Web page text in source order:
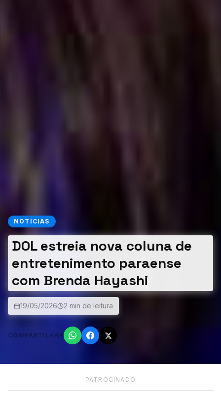
NOTICIAS
DOL estreia nova coluna de
entretenimento paraense
com Brenda Hayashi
19/05/2026 2 min de leitura
COMPARTILHAR
PATROCINADO